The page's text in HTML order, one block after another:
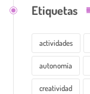
Etiquetas
actividades
autonomía
creatividad